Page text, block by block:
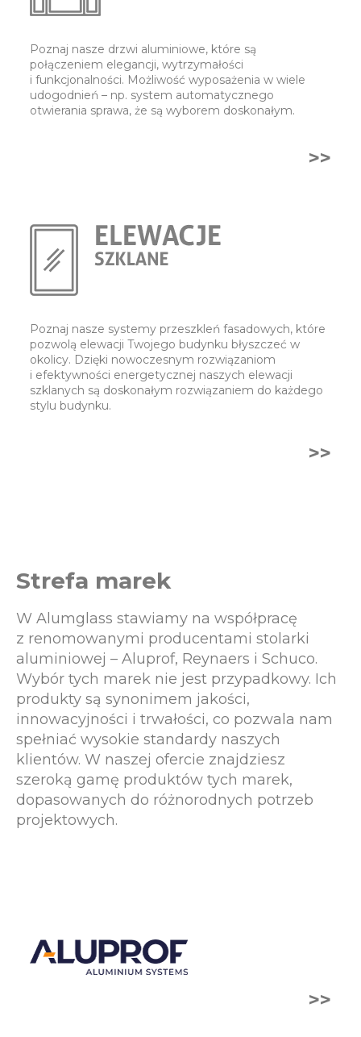
Poznaj nasze drzwi aluminiowe, które są
połączeniem elegancji, wytrzymałości
i funkcjonalności. Możliwość wyposażenia w wiele
udogodnień – np. system automatycznego
otwierania sprawa, że są wyborem doskonałym.
>>
Poznaj nasze systemy przeszkleń fasadowych, które
pozwolą elewacji Twojego budynku błyszczeć w
okolicy. Dzięki nowoczesnym rozwiązaniom
i efektywności energetycznej naszych elewacji
szklanych są doskonałym rozwiązaniem do każdego
stylu budynku.
>>
Strefa marek
W Alumglass stawiamy na współpracę
z renomowanymi producentami stolarki
aluminiowej – Aluprof, Reynaers i Schuco.
Wybór tych marek nie jest przypadkowy. Ich
produkty są synonimem jakości,
innowacyjności i trwałości, co pozwala nam
spełniać wysokie standardy naszych
klientów. W naszej ofercie znajdziesz
szeroką gamę produktów tych marek,
dopasowanych do różnorodnych potrzeb
projektowych.
>>